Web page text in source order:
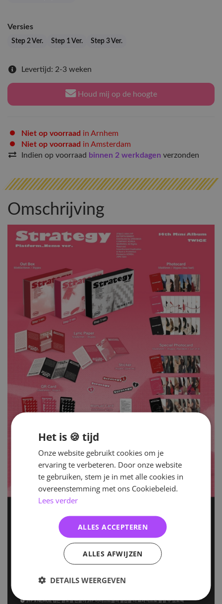
Versies
Step 2 Ver. Step 1 Ver. Step 3 Ver.
Levertijd: 2-3 weken
Houd mij op de hoogte
Niet op voorraad in Arnhem
Niet op voorraad in Amsterdam
Indien op voorraad binnen 2 werkdagen verzonden
Omschrijving
Het is 🍪 tijd
Onze website gebruikt cookies om je
ervaring te verbeteren. Door onze website
te gebruiken, stem je in met alle cookies in
overeenstemming met ons Cookiebeleid.
Lees verder
ALLES ACCEPTEREN
ALLES AFWIJZEN
DETAILS WEERGEVEN